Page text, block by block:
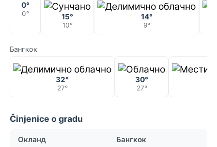
0°
0° 15°
10°
14°
9°
Бангкок
32°
27°
30°
27°
Činjenice o gradu
Окланд Бангкок